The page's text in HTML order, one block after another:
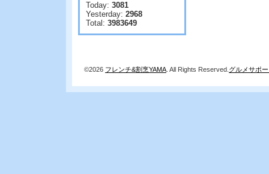
Today: 3081
Yesterday: 2968
Total: 3983649
©2026 フレンチ&割烹YAMA . All Rights Reserved. グルメサポ